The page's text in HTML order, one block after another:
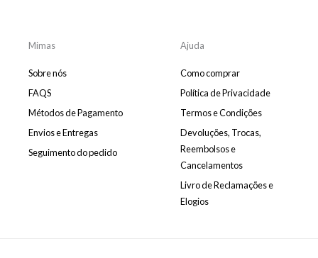
e
g
e
r
Mimas
Sobre nós
FAQS
Métodos de Pagamento
Envios e Entregas
Seguimento do pedido
Ajuda
Como comprar
Política de Privacidade
Termos e Condições
Devoluções, Trocas,
Reembolsos e
Cancelamentos
Livro de Reclamações e
Elogios